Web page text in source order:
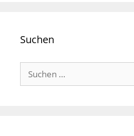
Suchen
Suchen
nach: